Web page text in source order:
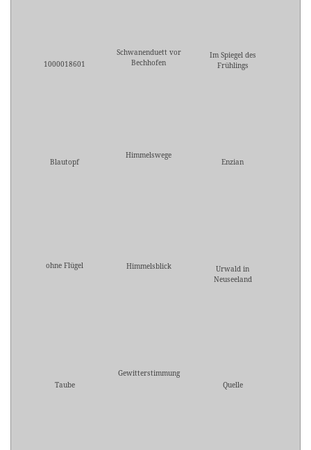
1000018601
Schwanenduett vor
Bechhofen
Im Spiegel des
Frühlings
Blautopf
Himmelswege
Enzian
ohne Flügel Himmelsblick
Urwald in
Neuseeland
Taube
Gewitterstimmung
Quelle